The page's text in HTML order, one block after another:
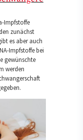
Impfstoffe
zunächst
es aber auch
Impfstoffe bei
gewünschte
werden